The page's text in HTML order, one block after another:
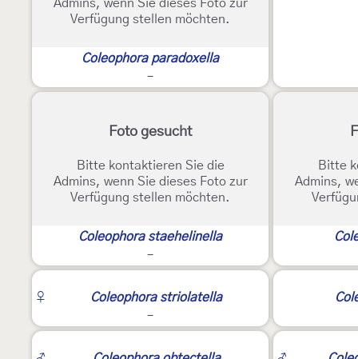
Admins, wenn Sie dieses Foto zur
Verfügung stellen möchten.
Coleophora paradoxella
-
Foto gesucht
Bitte kontaktieren Sie die
Admins, wenn Sie dieses Foto zur
Verfügung stellen möchten.
Coleophora staehelinella
-
Bitte
Admins,
♀ Coleophora striolatella
-